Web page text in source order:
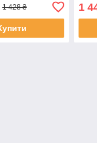
1 428 ₴ 1